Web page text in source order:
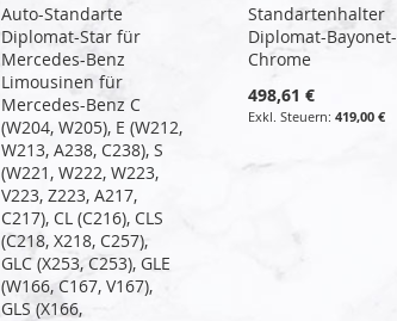
Auto-Standarte
Diplomat-Star für
Mercedes-Benz
Limousinen für
Mercedes-Benz C
(W204, W205), E (W212,
W213, A238, C238), S
(W221, W222, W223,
V223, Z223, A217,
C217), CL (C216), CLS
(C218, X218, C257),
GLC (X253, C253), GLE
(W166, C167, V167),
GLS (X166,
Standartenhalter
Diplomat-Bayonet-
Chrome
498,61 €
419,00 €